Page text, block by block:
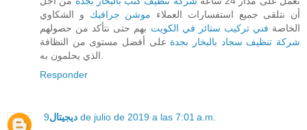
أن نتلقى جميع استفسارات العملاء موشن جرافيك و الشكاوي
الخاصة فني تركيب ستائر في الكويت بهم حتى نتأكد من حصولهم
شركة تنظيف سجاد بالبخار بجدة على أفضل مستوى من النظافة
الذي يحلمون به.
Responder
ديجيتال 9 de julio de 2019 a las 7:01 a.m.